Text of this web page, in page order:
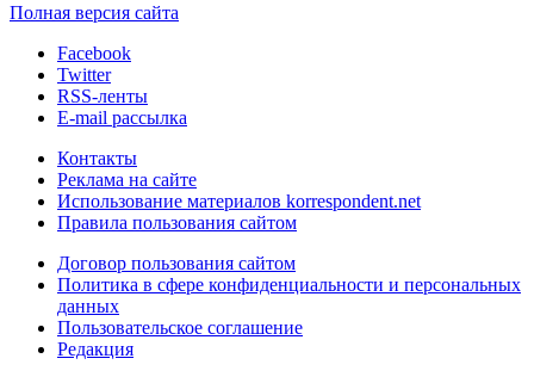
Полная версия сайта
Facebook
Twitter
RSS-ленты
E-mail рассылка
Контакты
Реклама на сайте
Использование материалов korrespondent.net
Правила пользования сайтом
Договор пользования сайтом
Политика в сфере конфиденциальности и персональных
данных
Пользовательское соглашение
Редакция